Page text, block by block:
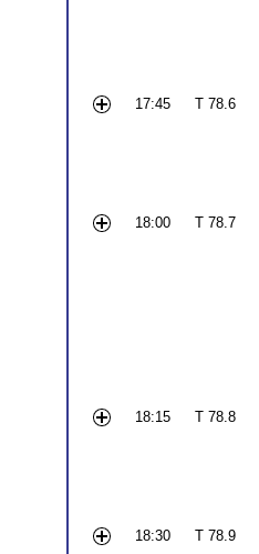
17:45 T 78.6
18:00 T 78.7
18:15 T 78.8
18:30 T 78.9